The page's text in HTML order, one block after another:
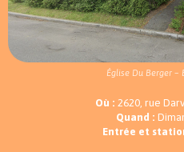
Église Du Berger –
Où : 2620, rue
Quand :
Entrée et